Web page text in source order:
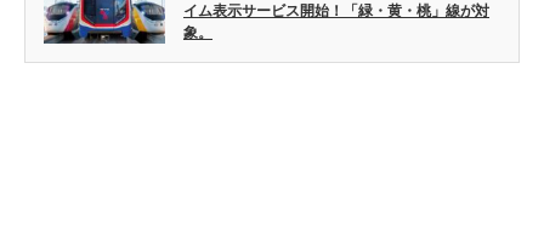
イム表示サービス開始！「緑・黄・桃」線が対
象。